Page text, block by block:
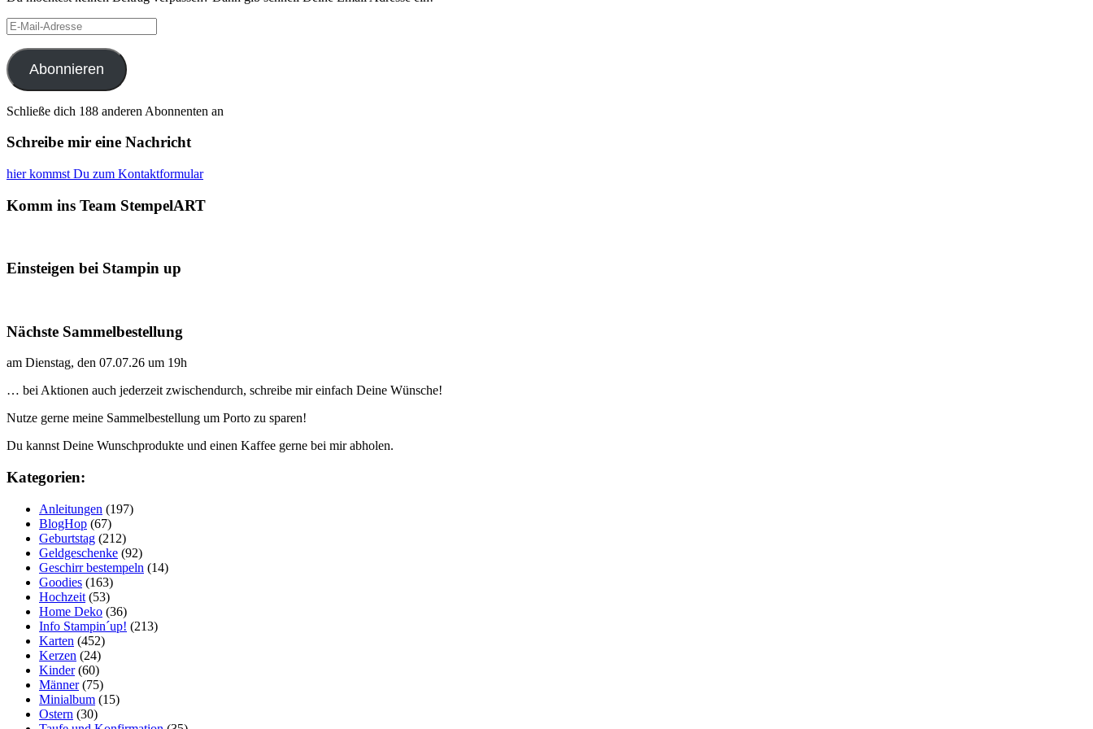
E-
Mail-
Adresse
Abonnieren
Schließe dich 188 anderen Abonnenten an
Schreibe mir eine Nachricht
hier kommst Du zum Kontaktformular
Komm ins Team StempelART
Einsteigen bei Stampin up
Nächste Sammelbestellung
am Dienstag, den 07.07.26 um 19h
… bei Aktionen auch jederzeit zwischendurch, schreibe mir einfach Deine Wünsche!
Nutze gerne meine Sammelbestellung um Porto zu sparen!
Du kannst Deine Wunschprodukte und einen Kaffee gerne bei mir abholen.
Kategorien:
Anleitungen (197)
BlogHop (67)
Geburtstag (212)
Geldgeschenke (92)
Geschirr bestempeln (14)
Goodies (163)
Hochzeit (53)
Home Deko (36)
Info Stampin´up! (213)
Karten (452)
Kerzen (24)
Kinder(60)
Männer(75)
Minialbum (15)
Ostern (30)